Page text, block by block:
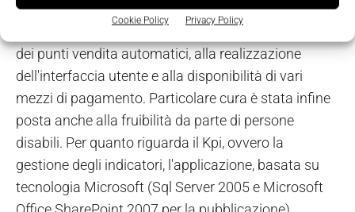
Cookie Policy Privacy Policy
le operazioni di acquisto e ridurre il tasso di
dei punti vendita automatici, alla realizzazione
dell'interfaccia utente e alla disponibilità di vari
mezzi di pagamento. Particolare cura è stata infine
posta anche alla fruibilità da parte di persone
disabili. Per quanto riguarda il Kpi, ovvero la
gestione degli indicatori, l'applicazione, basata su
tecnologia Microsoft (Sql Server 2005 e Microsoft